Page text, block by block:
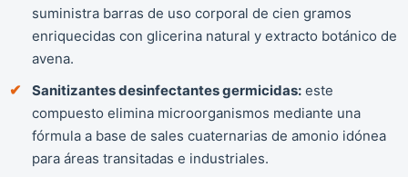
suministra barras de uso corporal de cien gramos
enriquecidas con glicerina natural y extracto botánico de
avena.
Sanitizantes desinfectantes germicidas: este
compuesto elimina microorganismos mediante una
fórmula a base de sales cuaternarias de amonio idónea
para áreas transitadas e industriales.